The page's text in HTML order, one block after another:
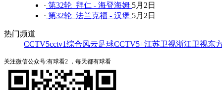
· 第32轮 拜仁 - 海登海姆 5月2日
· 第32轮 法兰克福 - 汉堡 5月2日
热门频道
CCTV5cctv1综合风云足球CCTV5+江苏卫视浙江卫视东
关注微信公众号:有球看2 ，每天都有球看